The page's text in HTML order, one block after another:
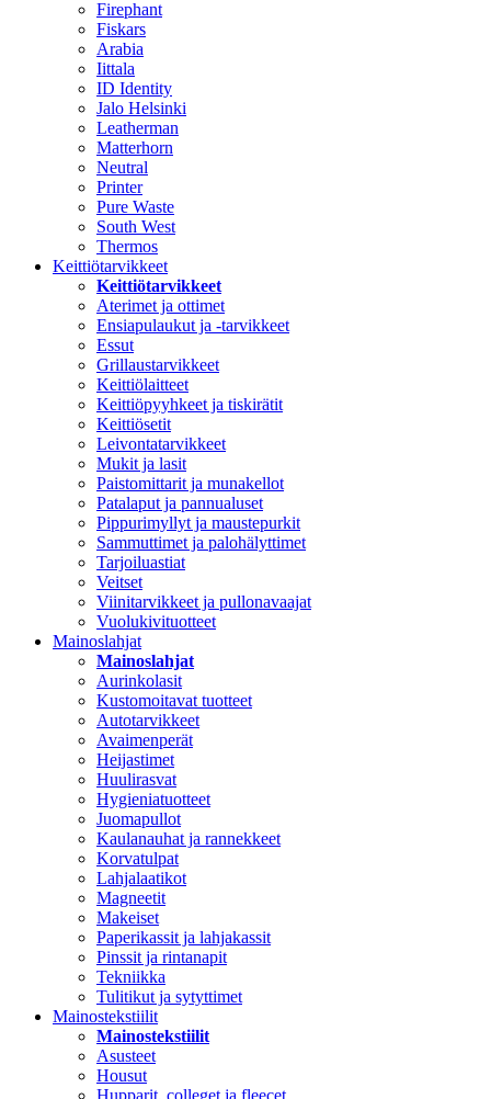
Firephant
Fiskars
Arabia
Iittala
ID Identity
Jalo Helsinki
Leatherman
Matterhorn
Neutral
Printer
Pure Waste
South West
Thermos
Keittiötarvikkeet
Keittiötarvikkeet
Aterimet ja ottimet
Ensiapulaukut ja -tarvikkeet
Essut
Grillaustarvikkeet
Keittiölaitteet
Keittiöpyyhkeet ja tiskirätit
Keittiösetit
Leivontatarvikkeet
Mukit ja lasit
Paistomittarit ja munakellot
Patalaput ja pannualuset
Pippurimyllyt ja maustepurkit
Sammuttimet ja palohälyttimet
Tarjoiluastiat
Veitset
Viinitarvikkeet ja pullonavaajat
Vuolukivituotteet
Mainoslahjat
Mainoslahjat
Aurinkolasit
Kustomoitavat tuotteet
Autotarvikkeet
Avaimenperät
Heijastimet
Huulirasvat
Hygieniatuotteet
Juomapullot
Kaulanauhat ja rannekkeet
Korvatulpat
Lahjalaatikot
Magneetit
Makeiset
Paperikassit ja lahjakassit
Pinssit ja rintanapit
Tekniikka
Tulitikut ja sytyttimet
Mainostekstiilit
Mainostekstiilit
Asusteet
Housut
Hupparit, colleget ja fleecet